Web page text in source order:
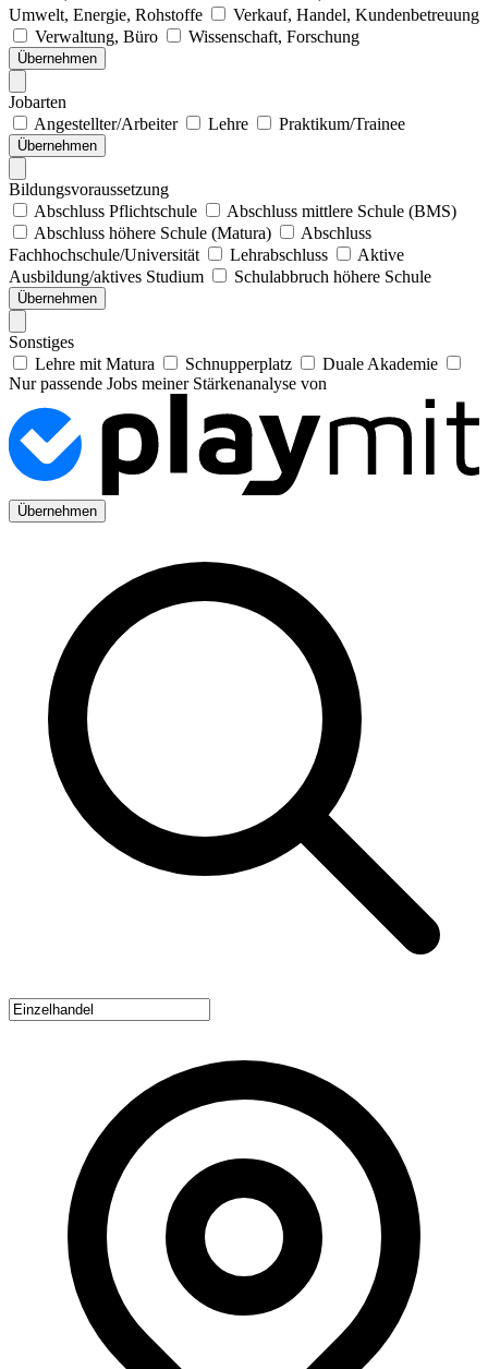
Umwelt, Energie, Rohstoffe
Verkauf, Handel, Kundenbetreuung
Verwaltung, Büro
Wissenschaft, Forschung
Übernehmen
Jobarten
Angestellter/Arbeiter
Lehre Praktikum/Trainee
Übernehmen
Bildungsvoraussetzung
Abschluss Pflichtschule
Abschluss mittlere Schule (BMS)
Abschluss höhere Schule (Matura)
Abschluss
Fachhochschule/Universität
Lehrabschluss
Aktive
Ausbildung/aktives Studium
Schulabbruch höhere Schule
Übernehmen
Sonstiges
Lehre mit Matura
Schnupperplatz
Duale Akademie
Nur passende Jobs meiner Stärkenanalyse von
Übernehmen